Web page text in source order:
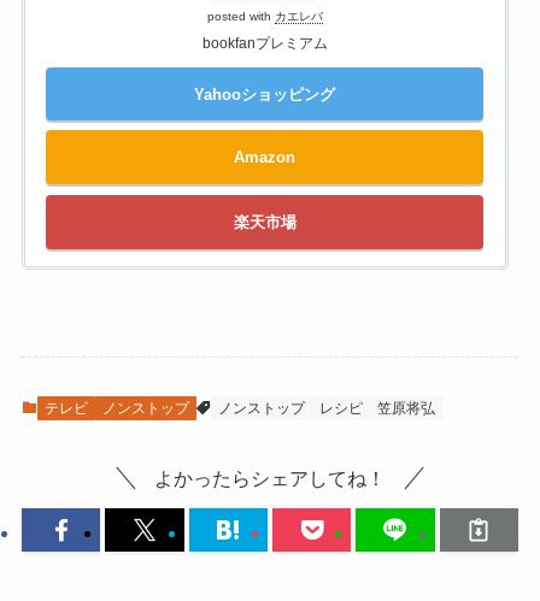
posted with カエレバ
bookfanプレミアム
Yahooショッピング
Amazon
楽天市場
テレビ ノンストップ ノンストップ レシピ 笠原将弘
よかったらシェアしてね！